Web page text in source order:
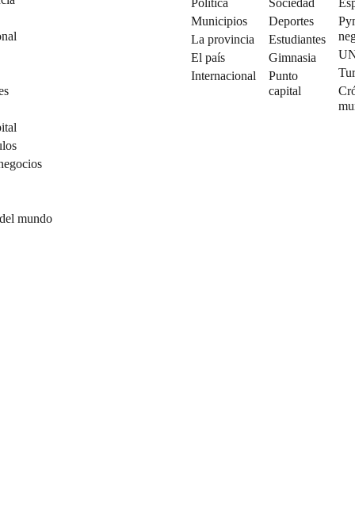
mundo
Política
Municipios
La provincia
El país
Internacional
Sociedad
Deportes
Estudiantes
Gimnasia
Punto
capital